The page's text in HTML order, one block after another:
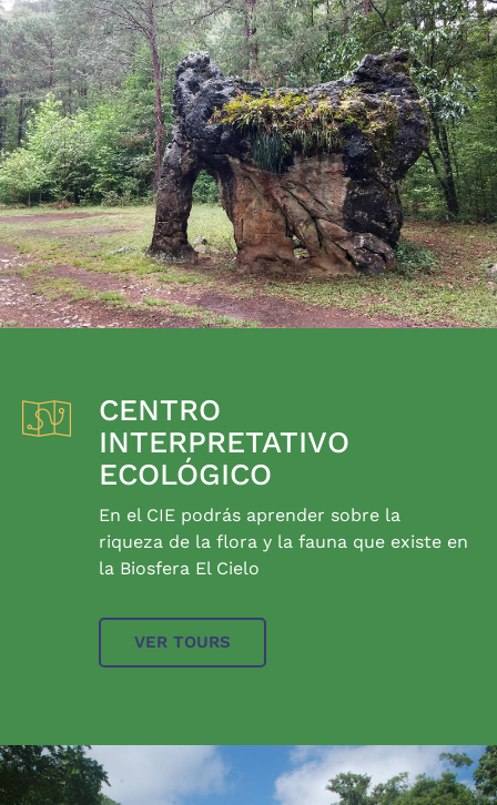
CENTRO
INTERPRETATIVO
ECOLÓGICO
En el CIE podrás aprender sobre la
riqueza de la flora y la fauna que existe en
la Biosfera El Cielo
VER TOURS